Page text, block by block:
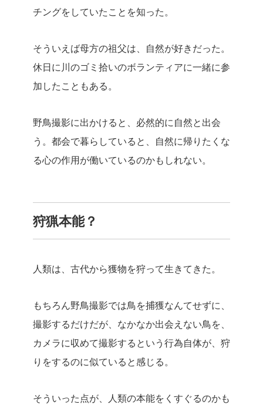
チングをしていたことを知った。
そういえば母方の祖父は、自然が好きだった。
休日に川のゴミ拾いのボランティアに一緒に参
加したこともある。
野鳥撮影に出かけると、必然的に自然と出会
う。都会で暮らしていると、自然に帰りたくな
る心の作用が働いているのかもしれない。
狩猟本能？
人類は、古代から獲物を狩って生きてきた。
もちろん野鳥撮影では鳥を捕獲なんてせずに、
撮影するだけだが、なかなか出会えない鳥を、
カメラに収めて撮影するという行為自体が、狩
りをするのに似ていると感じる。
そういった点が、人類の本能をくすぐるのかも